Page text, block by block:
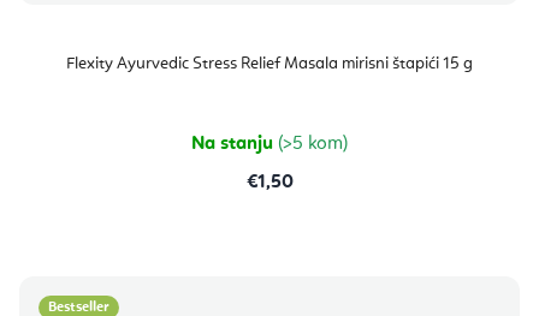
Flexity Ayurvedic Stress Relief Masala mirisni štapići 15 g
Na stanju (>5 kom)
€1,50
Bestseller